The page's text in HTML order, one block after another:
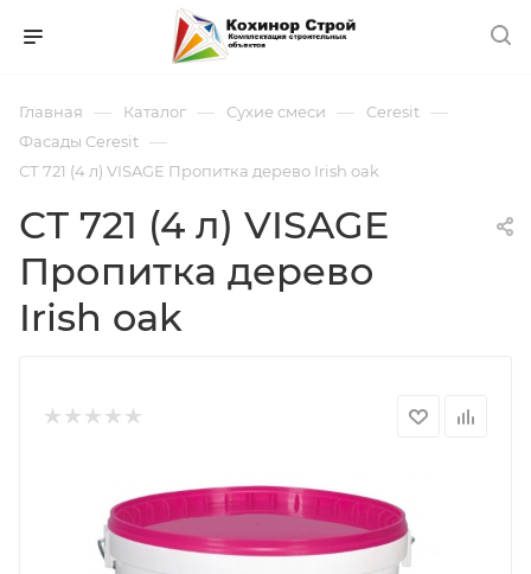
Главная — Каталог — Сухие смеси — Ceresit —
Фасады Ceresit —
СТ 721 (4 л) VISAGE Пропитка дерево Irish oak
СТ 721 (4 л) VISAGE
Пропитка дерево
Irish oak